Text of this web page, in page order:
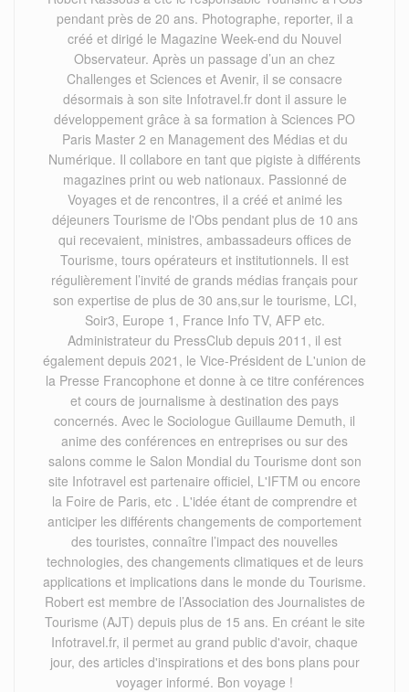
pendant près de 20 ans. Photographe, reporter, il a
créé et dirigé le Magazine Week-end du Nouvel
Observateur. Après un passage d’un an chez
Challenges et Sciences et Avenir, il se consacre
désormais à son site Infotravel.fr dont il assure le
développement grâce à sa formation à Sciences PO
Paris Master 2 en Management des Médias et du
Numérique. Il collabore en tant que pigiste à différents
magazines print ou web nationaux. Passionné de
Voyages et de rencontres, il a créé et animé les
déjeuners Tourisme de l'Obs pendant plus de 10 ans
qui recevaient, ministres, ambassadeurs offices de
Tourisme, tours opérateurs et institutionnels. Il est
régulièrement l’invité de grands médias français pour
son expertise de plus de 30 ans,sur le tourisme, LCI,
Soir3, Europe 1, France Info TV, AFP etc.
Administrateur du PressClub depuis 2011, il est
également depuis 2021, le Vice-Président de L'union de
la Presse Francophone et donne à ce titre conférences
et cours de journalisme à destination des pays
concernés. Avec le Sociologue Guillaume Demuth, il
anime des conférences en entreprises ou sur des
salons comme le Salon Mondial du Tourisme dont son
site Infotravel est partenaire officiel, L'IFTM ou encore
la Foire de Paris, etc . L'idée étant de comprendre et
anticiper les différents changements de comportement
des touristes, connaître l’impact des nouvelles
technologies, des changements climatiques et de leurs
applications et implications dans le monde du Tourisme.
Robert est membre de l’Association des Journalistes de
Tourisme (AJT) depuis plus de 15 ans. En créant le site
Infotravel.fr, il permet au grand public d'avoir, chaque
jour, des articles d'inspirations et des bons plans pour
voyager informé. Bon voyage !